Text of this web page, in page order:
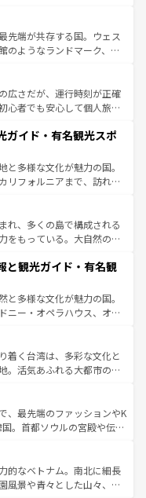
な楽しみ方が可能だ。さ
が溢れており、どの街角に
いる。パリ以外の個性あふ
も飽きることがない。ベ
ン州のアルプスの絶景、そ
いった風景は必見。ビール
。 なお、新着の
を参照してほしい。
先端が共存する国。ウェス
のようなランドマーク、歴
また、優雅なアフタヌーン
ない英国パブ、サッカー観
体験も豊富。イギリスを旅
広さだが、運行時刻が正確
心者でも安心して個人旅行
イスならではのユニークな
けでなく町歩きも満喫する
ため物価も高いが、旅行
スもあり、うまく活用すれ
ガイド・有名観光スポ
と多様な文化が魅力の国。
リフォルニアまで、訪れる
ッピング、エンターテイ
ポットだ。一方、アメリカ
ンドキャニオンやイエロー
楽と美食が融合した独特の
各地域で異なる魅力を楽
歴史を感じることができ
や列車の旅も、アメリカ
れ、多くの島で構成される
をもっている。大自然の神
番の観光地といえばオアフ
マウイ島やカウアイ島が
輝く海をはじめ、豊かな
アロハスピリット」と呼ば
やハワイアンミュージッ
すべてがハワイの魅力を彩
見と感動が待っているハ
と観光ガイド・有名観
と多様な文化が魅力の国。
ニー・オペラハウス、オー
るウルル（エアーズロッ
林やケアンズの熱帯雨林な
、カフェやワイン、オージ
おり、サーフィンやダイ
トドア好きにはたまらな
力を存分に味わいつくそ
着く台湾は、多彩な文化と
。活気あふれる大都市の台
湾東部など、都市の喧騒
、訪れる人に新しい発見と
、奥深い台湾の食文化も魅
、バラエティ豊かな料理
台湾情報は コンテンツ一覧を参
、最先端のファッションやK
。首都ソウルの宮殿や伝統
の自然美を楽しむことが
、絶品のストリートフード
っている。夜には、韓国な
的なベトナム。南北に細長
風景や青々とした山々、世